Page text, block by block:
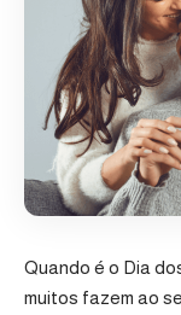
Quando é o Dia
muitos fazem ao